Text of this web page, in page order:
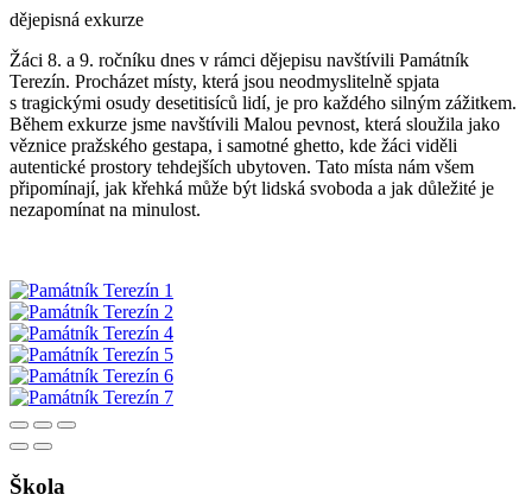
dějepisná exkurze
Žáci 8. a 9. ročníku dnes v rámci dějepisu navštívili Památník
Terezín. Procházet místy, která jsou neodmyslitelně spjata
s tragickými osudy desetitisíců lidí, je pro každého silným zážitkem.
​Během exkurze jsme navštívili Malou pevnost, která sloužila jako
věznice pražského gestapa, i samotné ghetto, kde žáci viděli
autentické prostory tehdejších ubytoven. Tato místa nám všem
připomínají, jak křehká může být lidská svoboda a jak důležité je
nezapomínat na minulost.
Škola